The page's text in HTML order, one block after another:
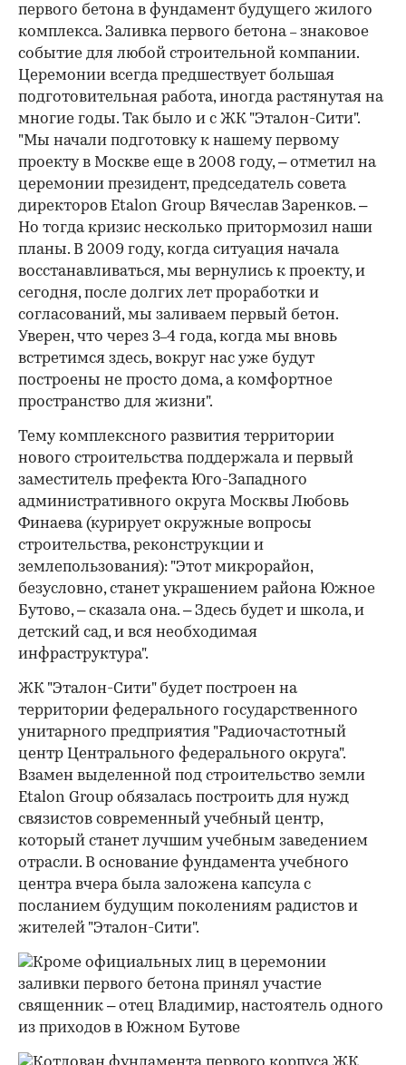
первого бетона в фундамент будущего жилого
комплекса. Заливка первого бетона –знаковое
событие для любой строительной компании.
Церемонии всегда предшествует большая
подготовительная работа, иногда растянутая на
многие годы. Так было и с ЖК "Эталон-Сити".
"Мы начали подготовку к нашему первому
проекту в Москве еще в 2008 году, – отметил на
церемонии президент, председатель совета
директоров Etalon Group Вячеслав Заренков. –
Но тогда кризис несколько притормозил наши
планы. В 2009 году, когда ситуация начала
восстанавливаться, мы вернулись к проекту, и
сегодня, после долгих лет проработки и
согласований, мы заливаем первый бетон.
Уверен, что через 3–4 года, когда мы вновь
встретимся здесь, вокруг нас уже будут
построены не просто дома, а комфортное
пространство для жизни".
Тему комплексного развития территории
нового строительства поддержала и первый
заместитель префекта Юго-Западного
административного округа Москвы Любовь
Финаева (курирует окружные вопросы
строительства, реконструкции и
землепользования): "Этот микрорайон,
безусловно, станет украшением района Южное
Бутово, – сказала она. – Здесь будет и школа, и
детский сад, и вся необходимая
инфраструктура".
ЖК "Эталон-Сити" будет построен на
территории федерального государственного
унитарного предприятия "Радиочастотный
центр Центрального федерального округа".
Взамен выделенной под строительство земли
Etalon Group обязалась построить для нужд
связистов современный учебный центр,
который станет лучшим учебным заведением
отрасли. В основание фундамента учебного
центра вчера была заложена капсула с
посланием будущим поколениям радистов и
жителей "Эталон-Сити".